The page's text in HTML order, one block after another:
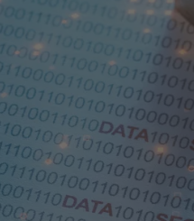
KI mit Microsoft
CANCOM SE
CANCOM Austria